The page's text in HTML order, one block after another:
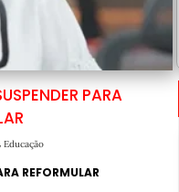
PARA
, Educação
REFORMULAR